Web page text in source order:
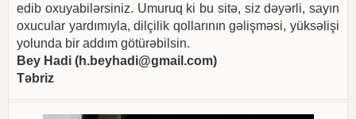
edib oxuyabilərsiniz. Umuruq ki bu sitə, siz dəyərli, sayın
oxucular yardımıyla, dilçilik qollarının gəlişməsi, yüksəlişi
yolunda bir addım götürəbilsin.
Bey Hadi (h.beyhadi@gmail.com)
Təbriz